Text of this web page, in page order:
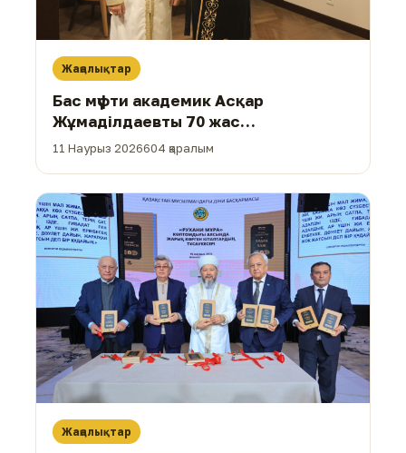
Жаңалықтар
Бас мүфти академик Асқар
Жұмаділдаевты 70 жас
мерейтойымен құттықтады
11 Наурыз 2026604 қаралым
Жаңалықтар